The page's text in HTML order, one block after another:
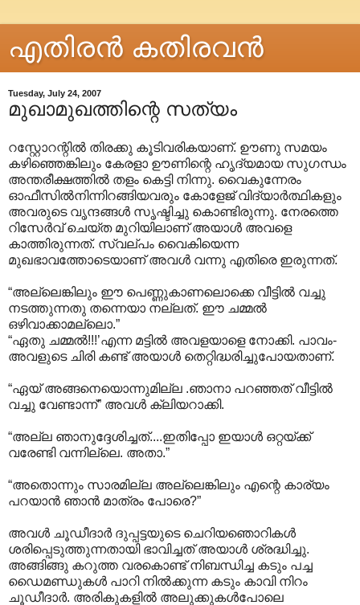
എതിരന്‍ കതിരവന്‍
Tuesday, July 24, 2007
മുഖാമുഖത്തിന്റെ സത്യം
റസ്റ്റോറന്റില്‍ തിരക്കു കൂടിവരികയാണ്. ഊണു സമയം
കഴിഞ്ഞെങ്കിലും കേരളാ ഊണിന്റെ ഹൃദ്യമായ സുഗന്ധം
അന്തരീക്ഷത്തില്‍ തളം കെട്ടി നിന്നു. വൈകുന്നേരം
ഓഫീസില്‍നിന്നിറങ്ങിയവരും കോളേജ് വിദ്യാര്‍ത്ഥികളും
അവരുടെ വൃന്ദങ്ങള്‍ സൃഷ്ടിച്ചു കൊണ്ടിരുന്നു. നേരത്തെ
റിസേര്‍വ് ചെയ്ത മുറിയിലാണ് അയാള്‍ അവളെ
കാത്തിരുന്നത്. സ്വല്പം വൈകിയെന്ന
മുഖഭാവത്തോടെയ‍ാണ് അവള്‍ വന്നു എതിരെ ഇരുന്നത്.
“അല്ലെങ്കിലും ഈ പെണ്ണുകാണലൊക്കെ വീട്ടില്‍ വച്ചു
നടത്തുന്നതു തന്നെയാ നല്ലത്. ഈ ചമ്മല്‍
ഒഴിവാക്കാമല്ലൊ.”
“ഏതു ചമ്മല്‍!!!’എന്ന മട്ടില്‍ അവളയാളെ നോക്കി. പാവം-
അവളുടെ ചിരി കണ്ട് അയാള്‍ തെറ്റിദ്ധരിച്ചുപോയതാണ്.
“ഏയ് അങ്ങനെയൊന്നുമില്ല .ഞാനാ പറഞ്ഞത് വീട്ടില്‍
വച്ചു വേണ്ടാന്ന്” അവള്‍ ക്ലിയറാക്കി.
“അല്ല ഞാനുദ്ദേശിച്ചത്....ഇതിപ്പോ ഇയാള്‍ ഒറ്റയ്ക്ക്
വരേണ്ടി വന്നില്ലെ. അതാ.”
“അതൊന്നും സാരമില്ല അല്ലെങ്കിലും എന്റെ കാര്യം
പറയാന്‍ ഞാന്‍ മാത്രം പോരെ?”
അവള്‍ ചൂഡീദാര്‍ ദുപ്പട്ടയുടെ ചെറിയഞൊറികള്‍
ശരിപ്പെടുത്തുന്നതായി ഭാവിച്ചത് അയാള്‍ ശ്രദ്ധിച്ചു.
അങ്ങിങ്ങു കറുത്ത വരകൊണ്ട് നിബന്ധിച്ച കടും പച്ച
ഡൈമണ്ഡുകള്‍ പാറി നില്‍ക്കുന്ന കടും കാവി നിറം
ചൂഡീദാര്‍.‍ അരികുകളില്‍ അലുക്കുകള്‍പോലെ